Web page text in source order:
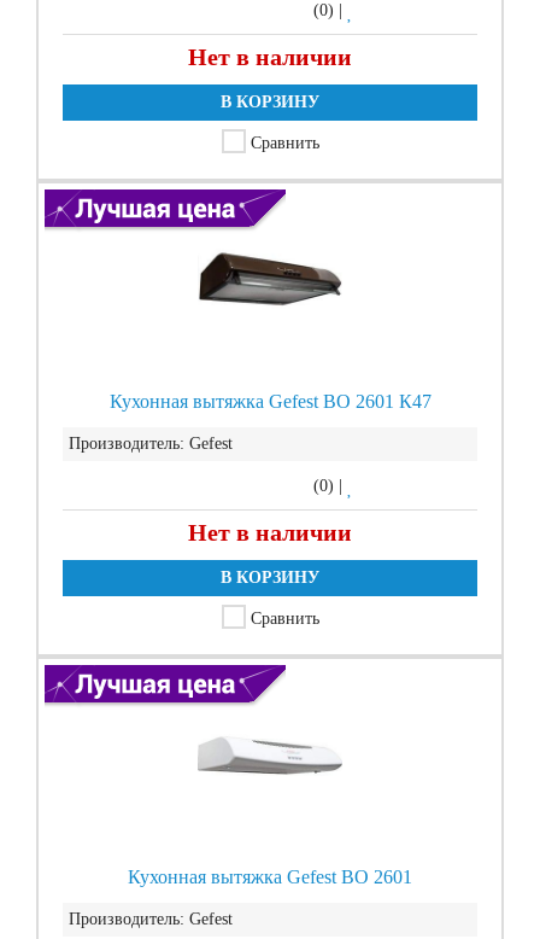
(0)
Нет в наличии
В КОРЗИНУ
Сравнить
Кухонная вытяжка Gefest ВО 2601 К47
Производитель: Gefest
(0)
Нет в наличии
В КОРЗИНУ
Сравнить
Кухонная вытяжка Gefest ВО 2601
Производитель: Gefest